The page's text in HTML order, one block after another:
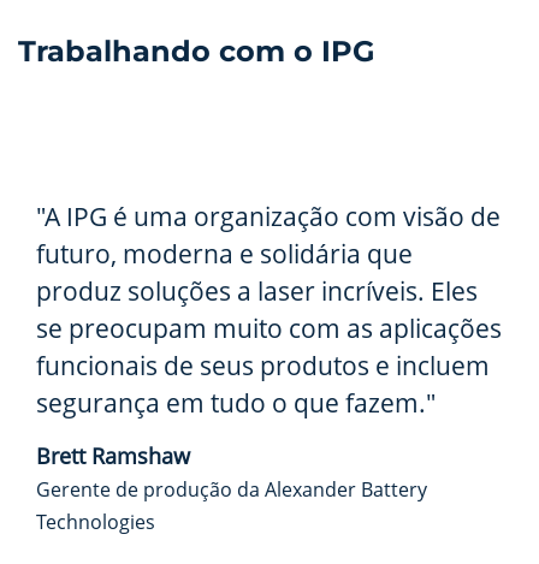
Trabalhando com o IPG
"A IPG é uma organização com visão de
futuro, moderna e solidária que
produz soluções a laser incríveis. Eles
se preocupam muito com as aplicações
funcionais de seus produtos e incluem
segurança em tudo o que fazem."
Brett Ramshaw
Gerente de produção da Alexander Battery
Technologies